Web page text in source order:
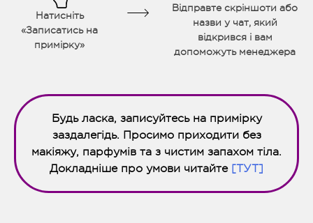
Натисніть
«Записатись на
примірку»
Відправте скріншоти або
назви у чат, який
відкрився і вам
допоможуть менеджера
Будь ласка, записуйтесь на примірку
заздалегідь. Просимо приходити без
макіяжу, парфумів та з чистим запахом тіла.
Докладніше про умови читайте [ТУТ]